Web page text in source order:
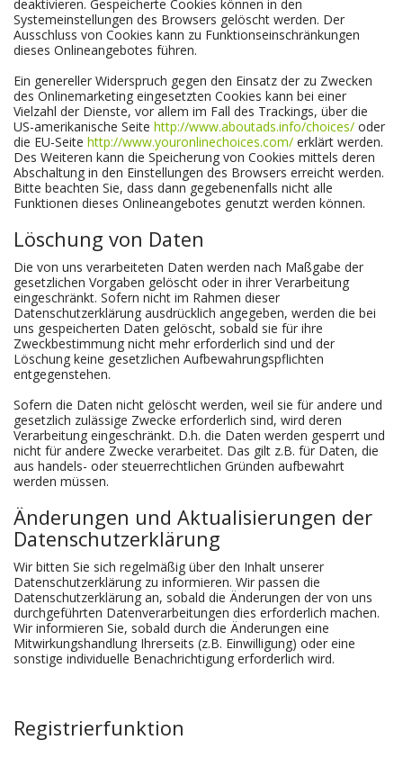
deaktivieren. Gespeicherte Cookies können in den
Systemeinstellungen des Browsers gelöscht werden. Der
Ausschluss von Cookies kann zu Funktionseinschränkungen
dieses Onlineangebotes führen.
Ein genereller Widerspruch gegen den Einsatz der zu Zwecken
des Onlinemarketing eingesetzten Cookies kann bei einer
Vielzahl der Dienste, vor allem im Fall des Trackings, über die
US-amerikanische Seite http://www.aboutads.info/choices/ oder
die EU-Seite http://www.youronlinechoices.com/ erklärt werden.
Des Weiteren kann die Speicherung von Cookies mittels deren
Abschaltung in den Einstellungen des Browsers erreicht werden.
Bitte beachten Sie, dass dann gegebenenfalls nicht alle
Funktionen dieses Onlineangebotes genutzt werden können.
Löschung von Daten
Die von uns verarbeiteten Daten werden nach Maßgabe der
gesetzlichen Vorgaben gelöscht oder in ihrer Verarbeitung
eingeschränkt. Sofern nicht im Rahmen dieser
Datenschutzerklärung ausdrücklich angegeben, werden die bei
uns gespeicherten Daten gelöscht, sobald sie für ihre
Zweckbestimmung nicht mehr erforderlich sind und der
Löschung keine gesetzlichen Aufbewahrungspflichten
entgegenstehen.
Sofern die Daten nicht gelöscht werden, weil sie für andere und
gesetzlich zulässige Zwecke erforderlich sind, wird deren
Verarbeitung eingeschränkt. D.h. die Daten werden gesperrt und
nicht für andere Zwecke verarbeitet. Das gilt z.B. für Daten, die
aus handels- oder steuerrechtlichen Gründen aufbewahrt
werden müssen.
Änderungen und Aktualisierungen der
Datenschutzerklärung
Wir bitten Sie sich regelmäßig über den Inhalt unserer
Datenschutzerklärung zu informieren. Wir passen die
Datenschutzerklärung an, sobald die Änderungen der von uns
durchgeführten Datenverarbeitungen dies erforderlich machen.
Wir informieren Sie, sobald durch die Änderungen eine
Mitwirkungshandlung Ihrerseits (z.B. Einwilligung) oder eine
sonstige individuelle Benachrichtigung erforderlich wird.
Registrierfunktion